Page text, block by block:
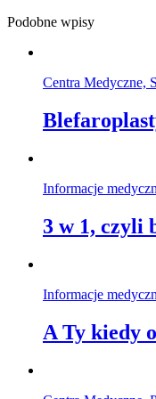
Podobne wpisy
Centra Medyczne,
Informacje
3 w 1, czyli
Informacje
A Ty kiedy